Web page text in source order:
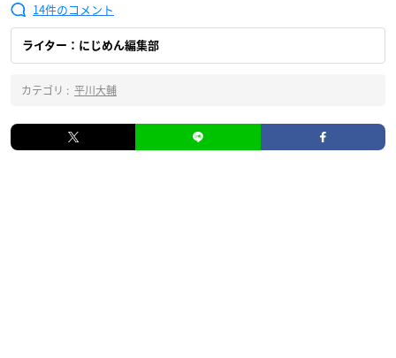
14
ライター：にじめん編集部
カテゴリ : 平川大輔